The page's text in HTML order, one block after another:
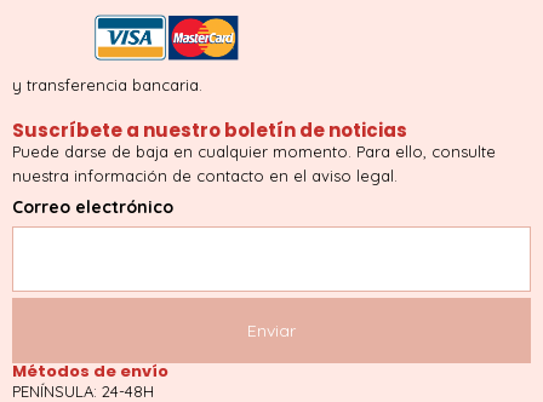
y transferencia bancaria.
Suscríbete a nuestro boletín de noticias
Puede darse de baja en cualquier momento. Para ello, consulte
nuestra información de contacto en el aviso legal.
Correo electrónico
Métodos de envío
PENÍNSULA: 24-48H